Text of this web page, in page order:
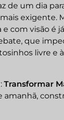
de um dia
exigente.
com visão é
que
livre e
Transformar
amanhã,